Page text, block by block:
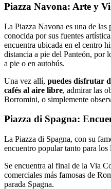
Piazza Navona: Arte y
La Piazza Navona es una de las
conocida por sus fuentes
encuentra ubicada en el centro
distancia a pie del Panteón, por
a pie o en autobús.
Una vez allí, puedes disfrutar
cafés al aire libre, admirar las
Borromini, o simplemente
Piazza di Spagna:
La Piazza di Spagna, con su
encuentro popular tanto para los
Se encuentra al final de la Via
comerciales más famosas de
parada Spagna.